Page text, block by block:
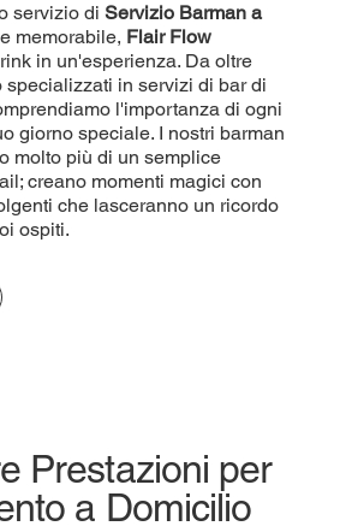
servizio di Servizio Barman a
memorabile, Flair Flow
in un'esperienza. Da oltre
in servizi di bar di
l'importanza di ogni
giorno speciale. I nostri barman
molto più di un semplice
creano momenti magici con
che lasceranno un ricordo
ospiti.
Prestazioni per
a Domicilio